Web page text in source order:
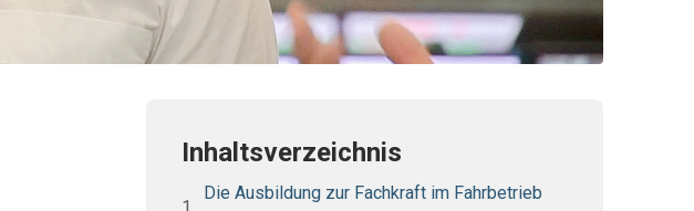
Inhaltsverzeichnis
Die Ausbildung zur Fachkraft im Fahrbetrieb